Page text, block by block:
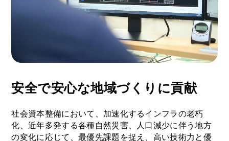
安全で安心な地域づくりに貢献
社会資本整備において、加速化するインフラの老朽
化、近年多発する各種自然災害、人口減少に伴う地方
の変化に応じて、最優先課題を捉え、高い技術力と優